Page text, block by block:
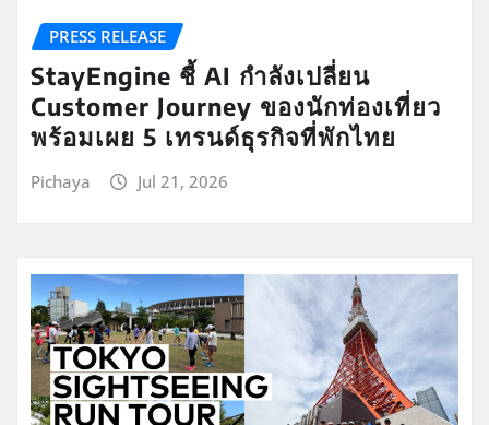
PRESS RELEASE
StayEngine ชี้ AI กำลังเปลี่ยน
Customer Journey ของนักท่องเที่ยว
พร้อมเผย 5 เทรนด์ธุรกิจที่พักไทย
Pichaya Jul 21, 2026